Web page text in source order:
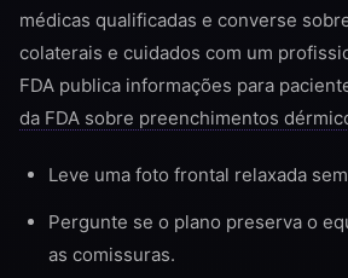
médicas qualificadas e converse
colaterais e cuidados com um
FDA publica informações para
da FDA sobre preenchimentos
Leve uma foto frontal relaxada
Pergunte se o plano preserva o
as comissuras.